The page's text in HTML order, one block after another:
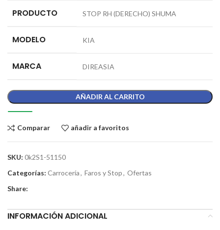
PRODUCTO STOP RH (DERECHO) SHUMA
MODELO KIA
MARCA DIREASIA
AÑADIR AL CARRITO
Comparar añadir a favoritos
SKU: 0k2S1-51150
Categorías: Carrocería, Faros y Stop, Ofertas
Share:
INFORMACIÓN ADICIONAL